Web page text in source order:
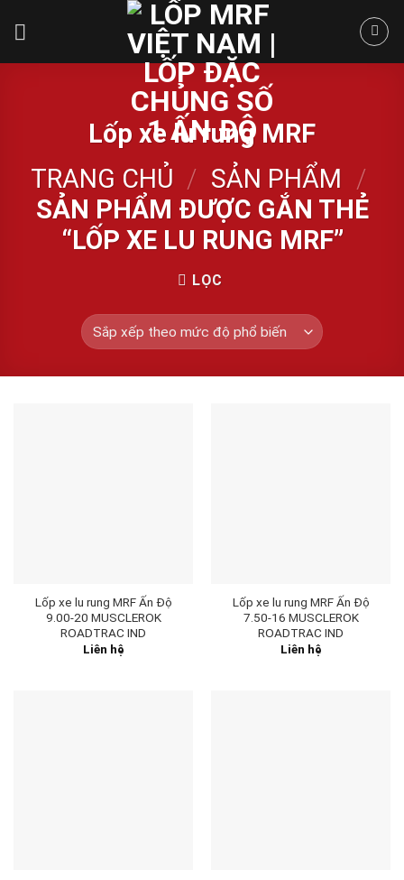
Lốp xe lu rung MRF
TRANG CHỦ / SẢN PHẨM /
SẢN PHẨM ĐƯỢC GẮN THẺ
“LỐP XE LU RUNG MRF”
LỌC
Lốp xe lu rung MRF Ấn Độ
9.00-20 MUSCLEROK
ROADTRAC IND
Liên hệ
Lốp xe lu rung MRF Ấn Độ
7.50-16 MUSCLEROK
ROADTRAC IND
Liên hệ